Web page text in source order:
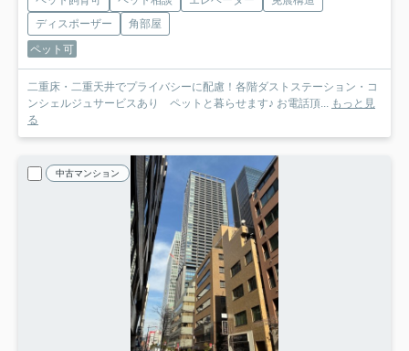
ディスポーザー
角部屋
ペット可
二重床・二重天井でプライバシーに配慮！各階ダストステーション・コ
ンシェルジュサービスあり ペットと暮らせます♪ お電話頂...
もっと見
る
中古マンション